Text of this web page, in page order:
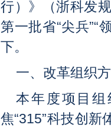
行）》（浙科发
第一批省“尖兵”“
下。
一、改革组织
本年度项目
焦“315”科技创新